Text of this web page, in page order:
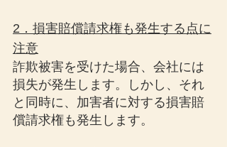
2．損害賠償請求権も発生する点に
注意
詐欺被害を受けた場合、会社には
損失が発生します。しかし、それ
と同時に、加害者に対する損害賠
償請求権も発生します。